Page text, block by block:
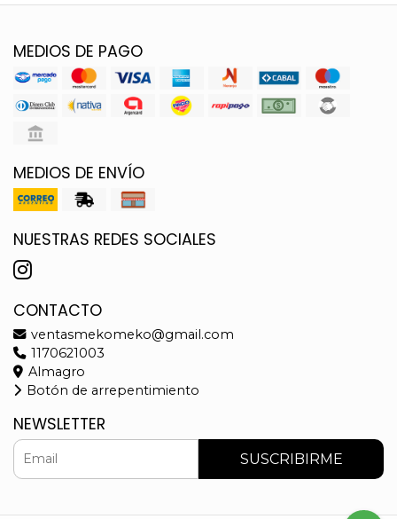
MEDIOS DE PAGO
MEDIOS DE ENVÍO
NUESTRAS REDES SOCIALES
CONTACTO
ventasmekomeko@gmail.com
1170621003
Almagro
Botón de arrepentimiento
NEWSLETTER
SUSCRIBIRME